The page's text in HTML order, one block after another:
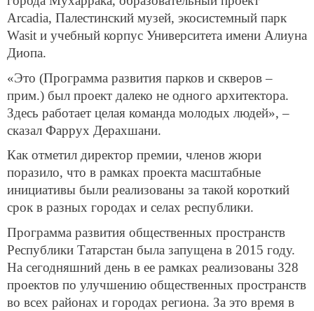
Arcadia, Палестинский музей, экосистемный парк
Wasit и учебный корпус Университета имени Алиуна
Диопа.
«Это (Программа развития парков и скверов –
прим.) был проект далеко не одного архитектора.
Здесь работает целая команда молодых людей», –
сказал Фаррух Дерахшани.
Как отметил директор премии, членов жюри
поразило, что в рамках проекта масштабные
инициативы были реализованы за такой короткий
срок в разных городах и селах республики.
Программа развития общественных пространств
Республики Татарстан была запущена в 2015 году.
На сегодняшний день в ее рамках реализованы 328
проектов по улучшению общественных пространств
во всех районах и городах региона. За это время в